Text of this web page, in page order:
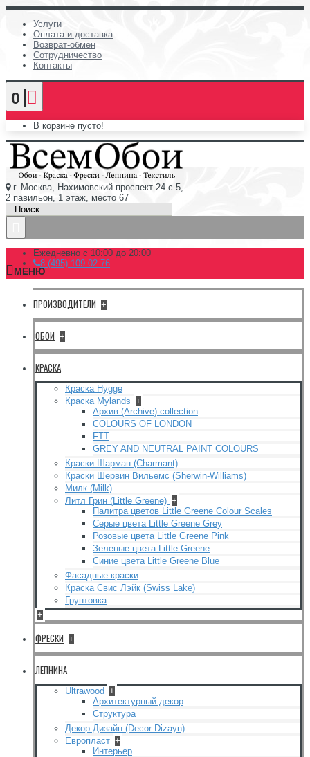
Услуги
Оплата и доставка
Возврат-обмен
Сотрудничество
Контакты
0
В корзине пусто!
г. Москва, Нахимовский проспект 24 с 5,
2 павильон, 1 этаж, место 67
Ежедневно с 10:00 до 20:00
8 (495) 109-02-76
МЕНЮ
ПРОИЗВОДИТЕЛИ +
ОБОИ +
КРАСКА
Краска Hygge
Краска Mylands +
Архив (Archive) collection
COLOURS OF LONDON
FTT
GREY AND NEUTRAL PAINT COLOURS
Краски Шарман (Charmant)
Краски Шервин Вильемс (Sherwin-Williams)
Милк (Milk)
Литл Грин (Little Greene) +
Палитра цветов Little Greene Colour Scales
Серые цвета Little Greene Grey
Розовые цвета Little Greene Pink
Зеленые цвета Little Greene
Синие цвета Little Greene Blue
Фасадные краски
Краска Свис Лэйк (Swiss Lake)
Грунтовка
+
ФРЕСКИ +
ЛЕПНИНА
Ultrawood +
Архитектурный декор
Структура
Декор Дизайн (Decor Dizayn)
Европласт +
Интерьер